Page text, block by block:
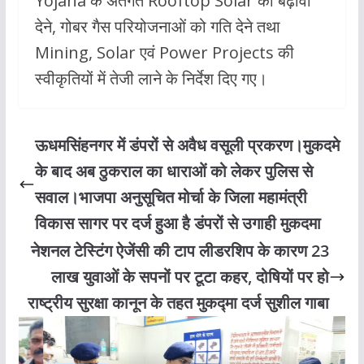
देने, गोबर गैस परियोजनाओं को गति देने तथा
Mining, Solar एवं Power Projects की
स्वीकृतियों में तेजी लाने के निर्देश दिए गए।
ऊधमसिंहनगर में डंपरों से अवैध वसूली प्रकरण।मुकदमे
के बाद अब ठुकराल का धाराओं को लेकर पुलिस से
सवाल।भाजपा अनुसूचित मोर्चा के जिला महामंत्री
विकास सागर पर दर्ज हुआ है डंपरों से उगाही मुकदमा
नेशनल टेस्टिंग ऐजेंसी की टाप लीडरशिप के कारण 23
लाख युवाओं के सपनों पर टूटा कहर, दोषियों पर हो
राष्ट्रीय सुरक्षा कानून के तहत मुकद्मा दर्ज सुशील गाबा